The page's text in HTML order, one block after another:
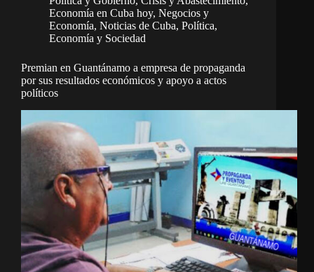
Economía en Cuba hoy, Negocios y
Economía, Noticias de Cuba, Política,
Economía y Sociedad
Premian en Guantánamo a empresa de propaganda
por sus resultados económicos y apoyo a actos
políticos